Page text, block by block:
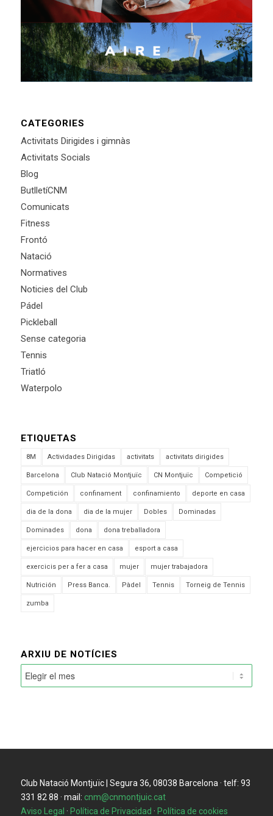
CATEGORIES
Activitats Dirigides i gimnàs
Activitats Socials
Blog
ButlletíCNM
Comunicats
Fitness
Frontó
Natació
Normatives
Noticies del Club
Pádel
Pickleball
Sense categoria
Tennis
Triatló
Waterpolo
ETIQUETAS
8M Actividades Dirigidas activitats activitats dirigides
Barcelona Club Natació Montjuïc CN Montjuïc Competició
Competición confinament confinamiento deporte en casa
dia de la dona dia de la mujer Dobles Dominadas
Dominades dona dona treballadora
ejercicios para hacer en casa esport a casa
exercicis per a fer a casa mujer mujer trabajadora
Nutrición Press Banca. Pàdel Tennis Torneig de Tennis
zumba
ARXIU DE NOTÍCIES
Club Natació Montjuïc | Segura 36, 08038 Barcelona · telf: 93
331 82 88 · mail: cnm@cnmontjuic.cat
Aviso Legal · Política de Privacidad · Política de cookies